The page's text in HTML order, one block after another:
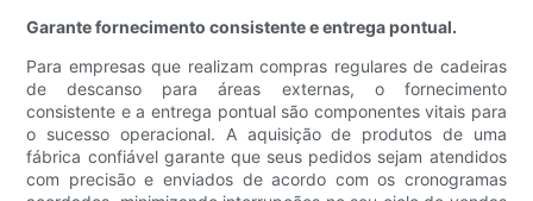
Garante fornecimento consistente e entrega pontual.
Para empresas que realizam compras regulares de cadeiras
de descanso para áreas externas, o fornecimento
consistente e a entrega pontual são componentes vitais para
o sucesso operacional. A aquisição de produtos de uma
fábrica confiável garante que seus pedidos sejam atendidos
com precisão e enviados de acordo com os cronogramas